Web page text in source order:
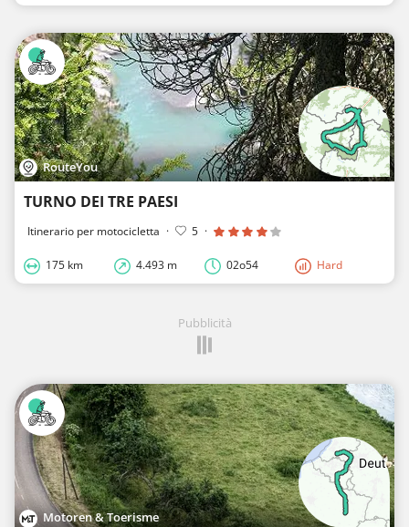
RouteYou
TURNO DEI TRE PAESI
Itinerario per motocicletta · 5 ·
175 km 4.493 m 02o54 Hard
Pubblicità
Motoren & Toerisme